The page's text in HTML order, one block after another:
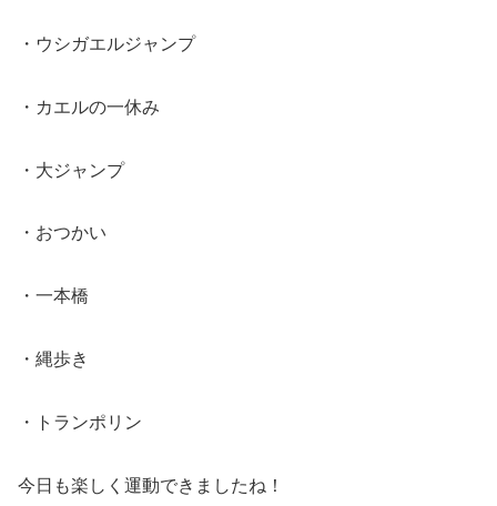
・ウシガエルジャンプ
・カエルの一休み
・大ジャンプ
・おつかい
・一本橋
・縄歩き
・トランポリン
今日も楽しく運動できましたね！